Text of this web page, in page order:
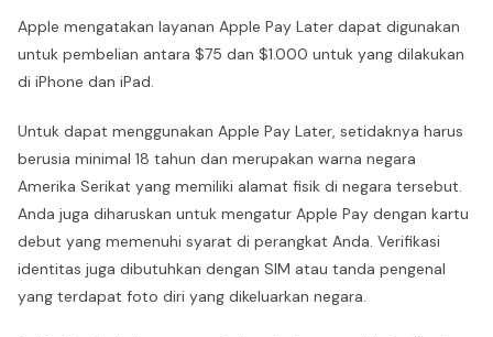
Apple mengatakan layanan Apple Pay Later dapat digunakan
untuk pembelian antara $75 dan $1.000 untuk yang dilakukan
di iPhone dan iPad.
Untuk dapat menggunakan Apple Pay Later, setidaknya harus
berusia minimal 18 tahun dan merupakan warna negara
Amerika Serikat yang memiliki alamat fisik di negara tersebut.
Anda juga diharuskan untuk mengatur Apple Pay dengan kartu
debut yang memenuhi syarat di perangkat Anda. Verifikasi
identitas juga dibutuhkan dengan SIM atau tanda pengenal
yang terdapat foto diri yang dikeluarkan negara.